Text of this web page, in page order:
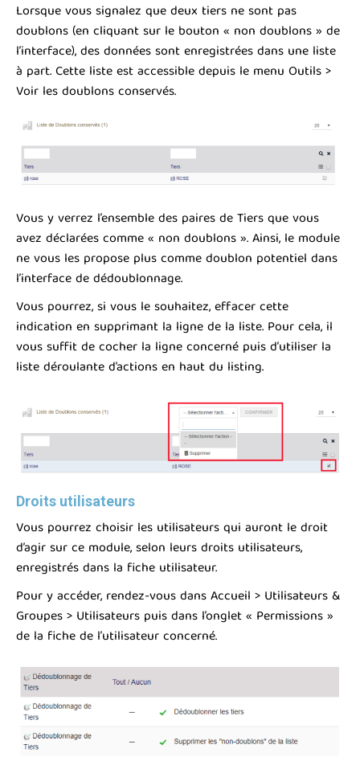
Lorsque vous signalez que deux tiers ne sont pas
doublons (en cliquant sur le bouton « non doublons » de
l’interface), des données sont enregistrées dans une liste
à part. Cette liste est accessible depuis le menu Outils >
Voir les doublons conservés.
Vous y verrez l’ensemble des paires de Tiers que vous
avez déclarées comme « non doublons ». Ainsi, le module
ne vous les propose plus comme doublon potentiel dans
l’interface de dédoublonnage.
Vous pourrez, si vous le souhaitez, effacer cette
indication en supprimant la ligne de la liste. Pour cela, il
vous suffit de cocher la ligne concerné puis d’utiliser la
liste déroulante d’actions en haut du listing.
Droits utilisateurs
Vous pourrez choisir les utilisateurs qui auront le droit
d’agir sur ce module, selon leurs droits utilisateurs,
enregistrés dans la fiche utilisateur.
Pour y accéder, rendez-vous dans Accueil > Utilisateurs &
Groupes > Utilisateurs puis dans l’onglet « Permissions »
de la fiche de l’utilisateur concerné.